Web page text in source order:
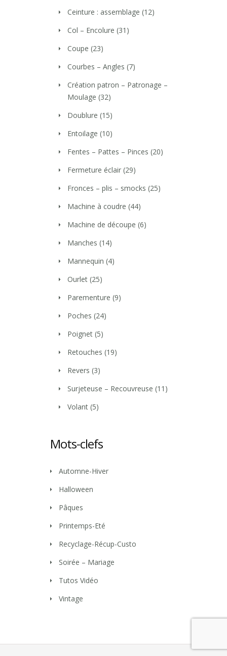
Ceinture : assemblage (12)
Col – Encolure (31)
Coupe (23)
Courbes – Angles (7)
Création patron – Patronage –
Moulage (32)
Doublure (15)
Entoilage (10)
Fentes – Pattes – Pinces (20)
Fermeture éclair (29)
Fronces – plis – smocks (25)
Machine à coudre (44)
Machine de découpe (6)
Manches (14)
Mannequin (4)
Ourlet (25)
Parementure (9)
Poches (24)
Poignet (5)
Retouches (19)
Revers (3)
Surjeteuse – Recouvreuse (11)
Volant (5)
Mots-clefs
Automne-Hiver
Halloween
Pâques
Printemps-Eté
Recyclage-Récup-Custo
Soirée – Mariage
Tutos Vidéo
Vintage